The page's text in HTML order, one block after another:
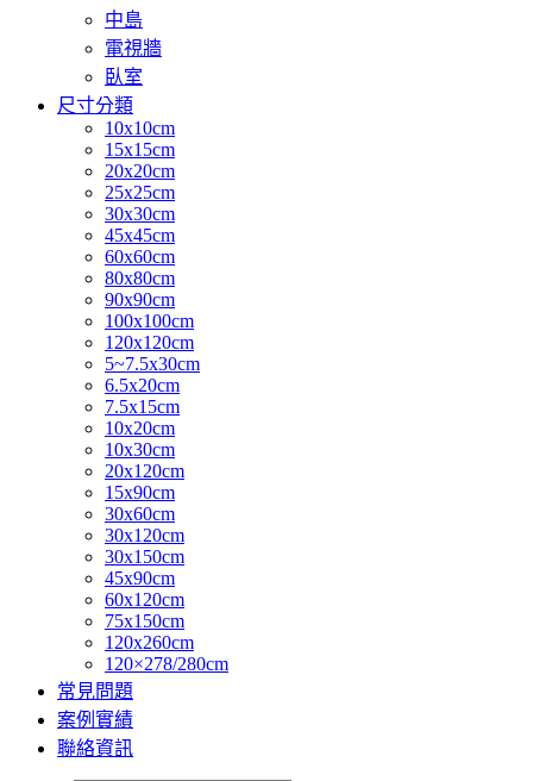
中島
電視牆
臥室
尺寸分類
10x10cm
15x15cm
20x20cm
25x25cm
30x30cm
45x45cm
60x60cm
80x80cm
90x90cm
100x100cm
120x120cm
5~7.5x30cm
6.5x20cm
7.5x15cm
10x20cm
10x30cm
20x120cm
15x90cm
30x60cm
30x120cm
30x150cm
45x90cm
60x120cm
75x150cm
120x260cm
120×278/280cm
常見問題
案例實績
聯絡資訊